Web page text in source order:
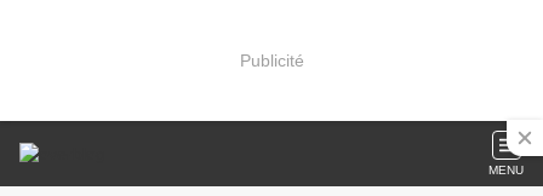
Publicité
MENU